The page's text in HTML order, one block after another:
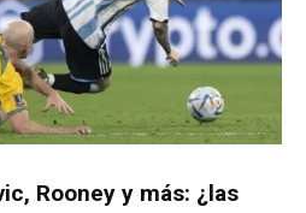
Rooney y más: ¿las